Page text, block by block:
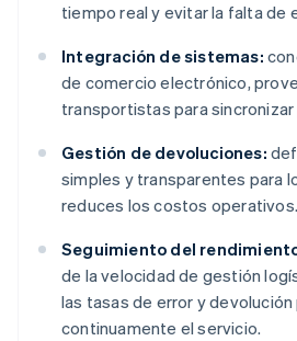
tiempo real y evitar la falta de
Integración de sistemas:
de comercio electrónico,
transportistas para
Gestión de devoluciones:
simples y transparentes para
reduces los costos operativos.
Seguimiento del
de la velocidad de gestión
las tasas de error y
continuamente el servicio.